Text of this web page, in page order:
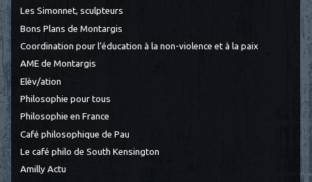
Les Simonnet, sculpteurs
Bons Plans de Montargis
Coordination pour l’éducation à la non-violence et à la paix
AME de Montargis
Elèv/ation
Philosophie pour tous
Philosophie en France
Café philosophique de Pau
Le café philo de South Kensington
Amilly Actu